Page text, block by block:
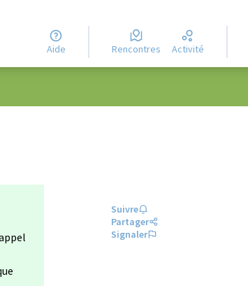
Aide Rencontres Activité
Suivre
Partager
Signaler